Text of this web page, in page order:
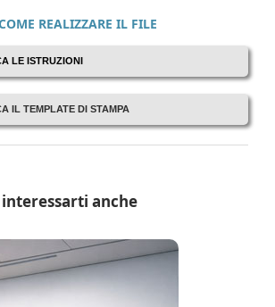
REALIZZARE IL FILE
LE ISTRUZIONI
IL TEMPLATE DI STAMPA
anche